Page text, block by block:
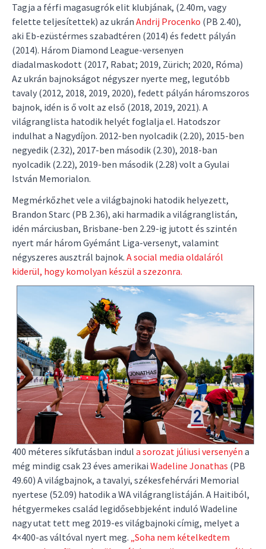
Tagja a férfi magasugrók elit klubjának, (2.40m, vagy
felette teljesítettek) az ukrán Andrij Procenko (PB 2.40),
aki Eb-ezüstérmes szabadtéren (2014) és fedett pályán
(2014). Három Diamond League-versenyen
diadalmaskodott (2017, Rabat; 2019, Zürich; 2020, Róma)
Az ukrán bajnokságot négyszer nyerte meg, legutóbb
tavaly (2012, 2018, 2019, 2020), fedett pályán háromszoros
bajnok, idén is ő volt az első (2018, 2019, 2021). A
világranglista hatodik helyét foglalja el. Hatodszor
indulhat a Nagydíjon. 2012-ben nyolcadik (2.20), 2015-ben
negyedik (2.32), 2017-ben második (2.30), 2018-ban
nyolcadik (2.22), 2019-ben második (2.28) volt a Gyulai
István Memorialon.
Megmérkőzhet vele a világbajnoki hatodik helyezett,
Brandon Starc (PB 2.36), aki harmadik a világranglistán,
idén márciusban, Brisbane-ben 2.29-ig jutott és szintén
nyert már három Gyémánt Liga-versenyt, valamint
négyszeres ausztrál bajnok. A social media oldaláról
kiderül, hogy komolyan készül a szezonra.
400 méteres síkfutásban indul a sorozat júliusi versenyén a
még mindig csak 23 éves amerikai Wadeline Jonathas (PB
49.60) A világbajnok, a tavalyi, székesfehérvári Memorial
nyertese (52.09) hatodik a WA világranglistáján. A Haitiból,
hétgyermekes család legidősebbjeként induló Wadeline
nagy utat tett meg 2019-es világbajnoki címig, melyet a
4×400-as váltóval nyert meg. „Soha nem kételkedtem